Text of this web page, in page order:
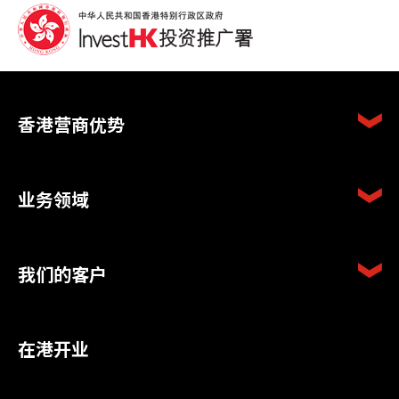
香港营商优势
业务领域
我们的客户
在港开业